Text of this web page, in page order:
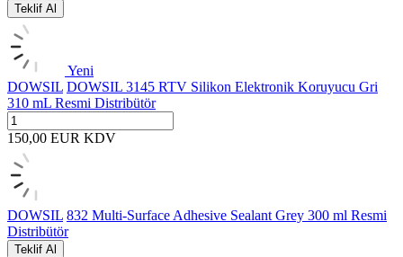
Teklif Al
Yeni
DOWSIL DOWSIL 3145 RTV Silikon Elektronik Koruyucu Gri
310 mL Resmi Distribütör
150,00 EUR KDV
DOWSIL 832 Multi-Surface Adhesive Sealant Grey 300 ml Resmi
Distribütör
Teklif Al